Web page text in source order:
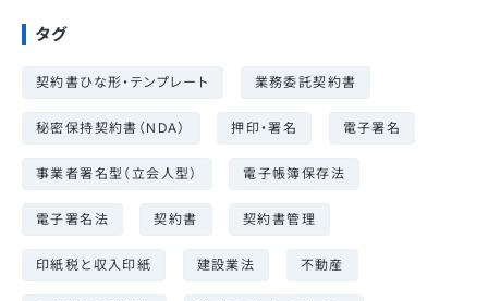
タグ
契約書ひな形・テンプレート 業務委託契約書
秘密保持契約書（NDA） 押印・署名 電子署名
事業者署名型（立会人型） 電子帳簿保存法
電子署名法 契約書 契約書管理
印紙税と収入印紙 建設業法 不動産